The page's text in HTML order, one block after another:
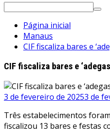
Pesquisar
Página inicial
Manaus
CIF fiscaliza bares e
CIF fiscaliza bares e
3 de fevereiro de 20253 de
Três estabelecimentos
fiscalizou 13 bares e festas